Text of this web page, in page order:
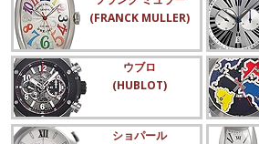
(FRANCK MULLER)
ウブロ
(HUBLOT)
ショパール